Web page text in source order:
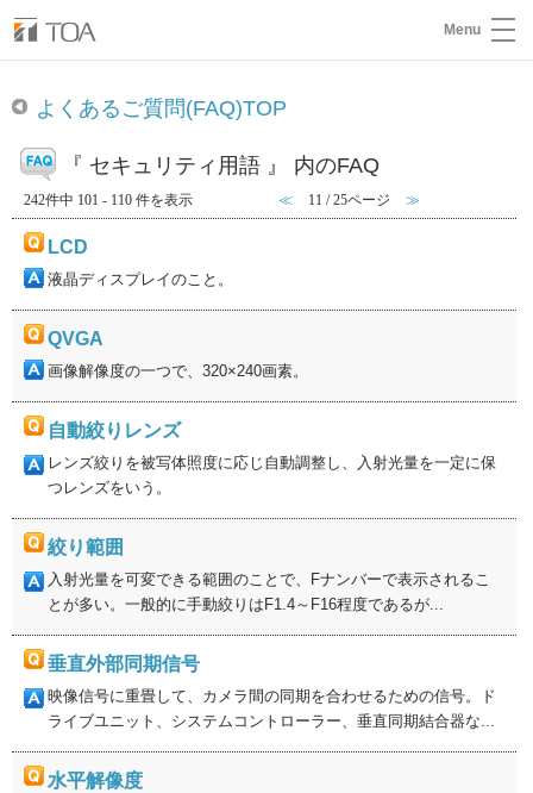
Menu
よくあるご質問(FAQ)TOP
『 セキュリティ用語 』 内のFAQ
242件中 101 - 110 件を表示 ≪ 11 / 25ページ ≫
LCD
液晶ディスプレイのこと。
QVGA
画像解像度の一つで、320×240画素。
自動絞りレンズ
レンズ絞りを被写体照度に応じ自動調整し、入射光量を一定に保
つレンズをいう。
絞り範囲
入射光量を可変できる範囲のことで、Fナンバーで表示されるこ
とが多い。一般的に手動絞りはF1.4～F16程度であるが...
垂直外部同期信号
映像信号に重畳して、カメラ間の同期を合わせるための信号。ド
ライブユニット、システムコントローラー、垂直同期結合器な...
水平解像度